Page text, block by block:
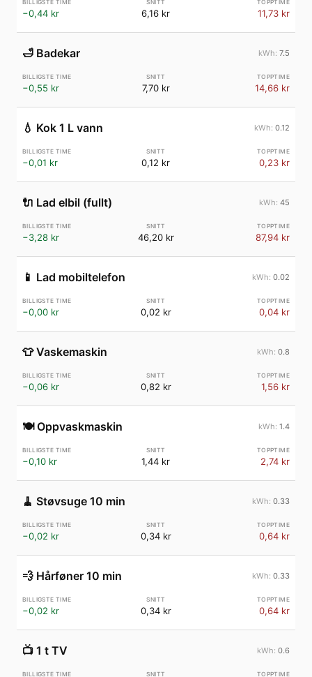
−0,44 kr 6,16 kr 11,73 kr
🛁 Badekar 7.5
−0,55 kr 7,70 kr 14,66 kr
💧 Kok 1 L vann 0.12
−0,01 kr 0,12 kr 0,23 kr
🔌 Lad elbil (fullt) 45
−3,28 kr 46,20 kr 87,94 kr
📱 Lad mobiltelefon 0.02
−0,00 kr 0,02 kr 0,04 kr
👕 Vaskemaskin 0.8
−0,06 kr 0,82 kr 1,56 kr
🍽️ Oppvaskmaskin 1.4
−0,10 kr 1,44 kr 2,74 kr
🧹 Støvsuge 10 min 0.33
−0,02 kr 0,34 kr 0,64 kr
💨 Hårføner 10 min 0.33
−0,02 kr 0,34 kr 0,64 kr
📺 1 t TV 0.6